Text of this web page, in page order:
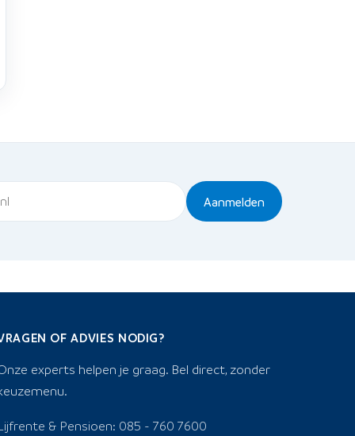
Aanmelden
OF ADVIES NODIG?
experts helpen je graag. Bel direct, zonder
& Pensioen: 085 - 760 7600